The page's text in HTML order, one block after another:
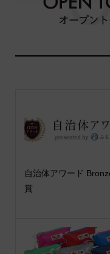
自治体アワード
賞